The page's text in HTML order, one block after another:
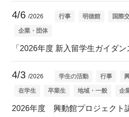
4/6 /2026 行事 明徳館 国際
企業・団体
「2026年度 新入留学生ガイダン
4/3 /2026 学生の活動 行事
在学生 卒業生 地域・一般 企
2026年度 興動館プロジェクト